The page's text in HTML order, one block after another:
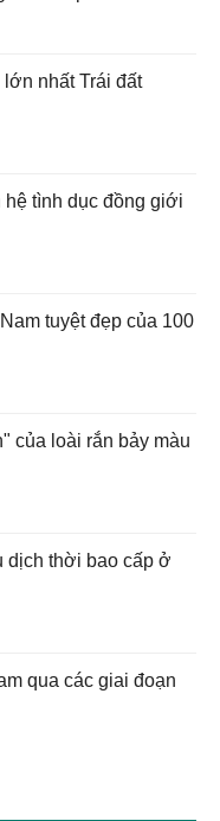
lớn nhất Trái đất
hệ tình dục đồng giới
tuyệt đẹp của 100
của loài rắn bảy màu
dịch thời bao cấp ở
qua các giai đoạn